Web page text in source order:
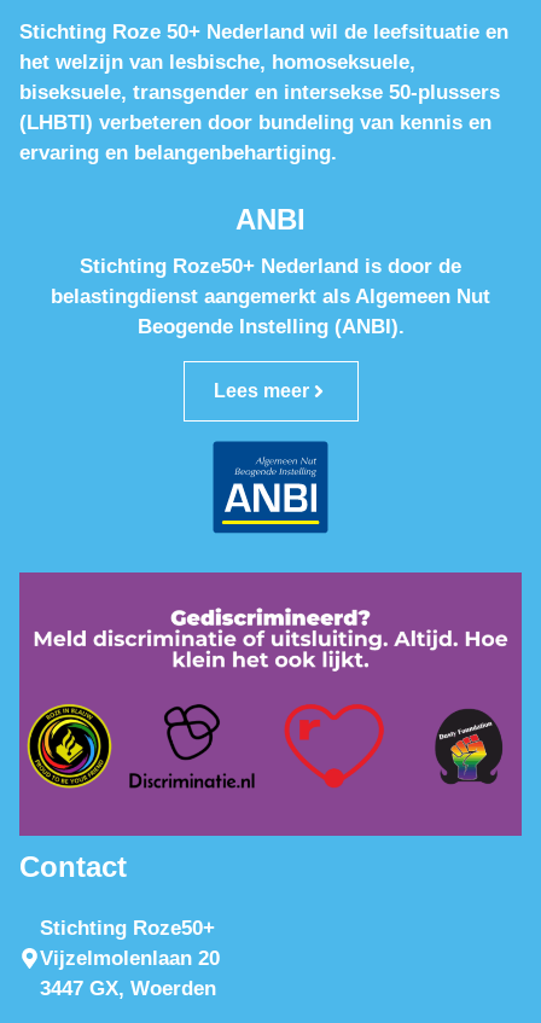
Stichting Roze 50+ Nederland wil de leefsituatie en
het welzijn van lesbische, homoseksuele,
biseksuele, transgender en intersekse 50-plussers
(LHBTI) verbeteren door bundeling van kennis en
ervaring en belangenbehartiging.
ANBI
Stichting Roze50+ Nederland is door de
belastingdienst aangemerkt als Algemeen Nut
Beogende Instelling (ANBI).
Lees meer
Contact
Stichting Roze50+
Vijzelmolenlaan 20
3447 GX, Woerden